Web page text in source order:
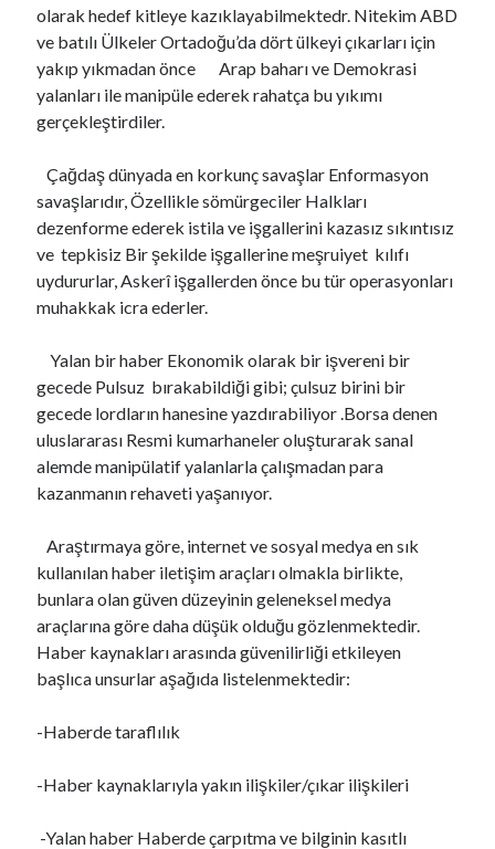
olarak hedef kitleye kazıklayabilmektedr. Nitekim ABD
ve batılı Ülkeler Ortadoğu’da dört ülkeyi çıkarları için
yakıp yıkmadan önce Arap baharı ve Demokrasi
yalanları ile manipüle ederek rahatça bu yıkımı
gerçekleştirdiler.
Çağdaş dünyada en korkunç savaşlar Enformasyon
savaşlarıdır, Özellikle sömürgeciler Halkları
dezenforme ederek istila ve işgallerini kazasız sıkıntısız
ve tepkisiz Bir şekilde işgallerine meşruiyet kılıfı
uydururlar, Askerî işgallerden önce bu tür operasyonları
muhakkak icra ederler.
Yalan bir haber Ekonomik olarak bir işvereni bir
gecede Pulsuz bırakabildiği gibi; çulsuz birini bir
gecede lordların hanesine yazdırabiliyor .Borsa denen
uluslararası Resmi kumarhaneler oluşturarak sanal
alemde manipülatif yalanlarla çalışmadan para
kazanmanın rehaveti yaşanıyor.
Araştırmaya göre, internet ve sosyal medya en sık
kullanılan haber iletişim araçları olmakla birlikte,
bunlara olan güven düzeyinin geleneksel medya
araçlarına göre daha düşük olduğu gözlenmektedir.
Haber kaynakları arasında güvenilirliği etkileyen
başlıca unsurlar aşağıda listelenmektedir:
-Haberde taraflılık
-Haber kaynaklarıyla yakın ilişkiler/çıkar ilişkileri
-Yalan haber Haberde çarpıtma ve bilginin kasıtlı